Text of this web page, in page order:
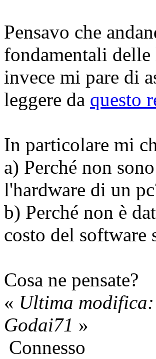
Pensavo che
fondamentali
invece mi pare di
leggere da questo
In particolare mi
a) Perché non
l'hardware di un
b) Perché non è
costo del software
Cosa ne pensate?
« Ultima
Godai71 »
Connesso